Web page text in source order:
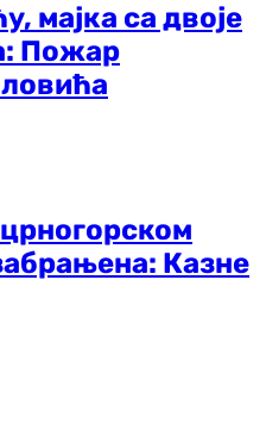
мајка са двоје
Пожар
Казне